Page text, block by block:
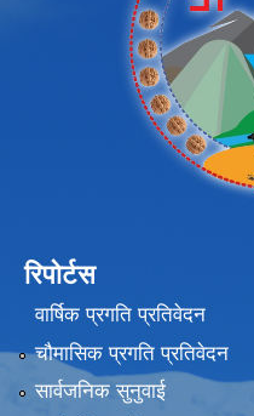
रिपोर्टस
वार्षिक प्रगति प्रतिवेदन
चौमासिक प्रगति प्रतिवेदन
सार्वजनिक सुनुवाई